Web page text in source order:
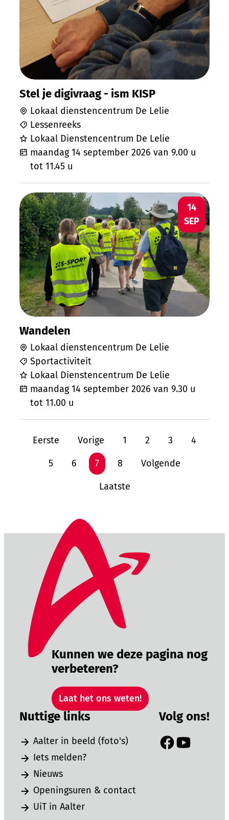
Stel je digivraag - ism KISP
Lokaal dienstencentrum De Lelie
Lessenreeks
Lokaal Dienstencentrum De Lelie
maandag 14 september 2026 van 9.00 u
tot 11.45 u
Wandelen
MA
14
SEP
Wandelen
Lokaal dienstencentrum De Lelie
Sportactiviteit
Lokaal Dienstencentrum De Lelie
maandag 14 september 2026 van 9.30 u
tot 11.00 u
Eerste Vorige 1 2 3 4
5 6 7 8 Volgende
Laatste
Kunnen we deze pagina nog
verbeteren?
Laat het ons weten!
Nuttige links
Aalter in beeld (foto's)
Iets melden?
Nieuws
Openingsuren & contact
UiT in Aalter
Volg ons!
Facebook
YouTube